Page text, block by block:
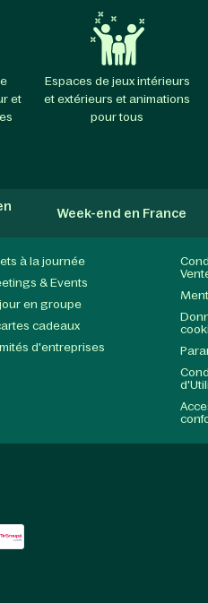
et
Espaces de jeux intérieurs
et extérieurs et animations
pour tous
Week-end en France
à la journée
& Events
en groupe
cadeaux
d'entreprises